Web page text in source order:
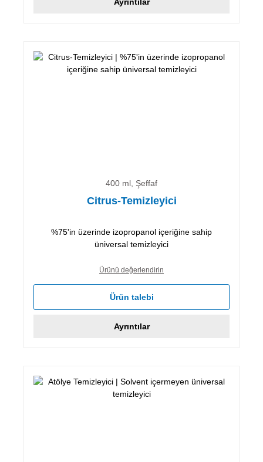
400 ml, Şeffaf
Citrus-Temizleyici
%75'in üzerinde izopropanol içeriğine sahip
üniversal temizleyici
Ürünü değerlendirin
Ürün talebi
Ayrıntılar